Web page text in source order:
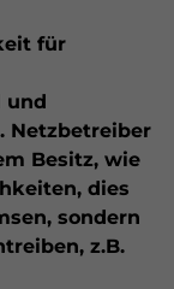
für
und
Netzbetreiber
Besitz, wie
dies
sondern
z.B.